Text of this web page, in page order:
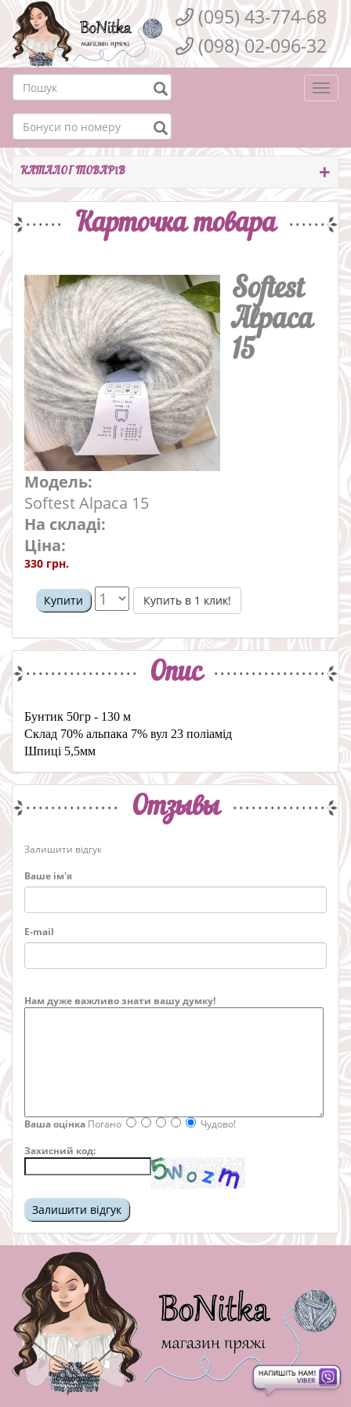
(095) 43-774-68
(098) 02-096-32
КАТАЛОГ ТОВАРІВ
Карточка товара
Softest
Alpaca
15
Модель:
Softest Alpaca 15
На складі:
Ціна:
330 грн.
Купити Купить в 1 клик!
Опис
Бунтик 50гр - 130 м
Склад 70% альпака 7% вул 23 поліамід
Шпиці 5,5мм
Отзывы
Залишити відгук
Ваше ім'я
E-mail
Нам дуже важливо знати вашу думку!
Ваша оцінка Погано
Чудово!
Захисний код: